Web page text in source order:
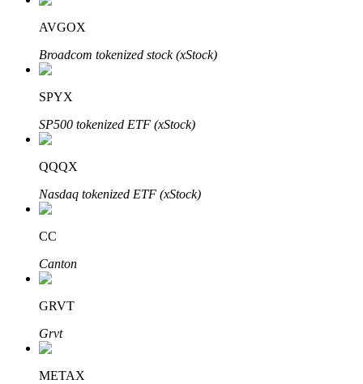
Stake Etmeyi Öğrenin
Pasif gelir kazanma hakkında bilgi edinin
Bitrue
AI
Bitrue Ortakları
AVGOX
Broadcom tokenized stock (xStock)
SPYX
SP500 tokenized ETF (xStock)
QQQX
Nasdaq tokenized ETF (xStock)
CC
Canton
GRVT
Grvt
METAX